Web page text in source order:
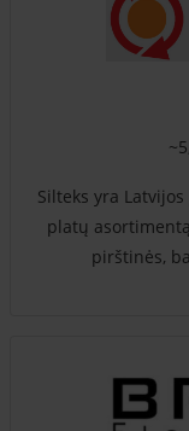
Silteks yra
platų
pirštinės,